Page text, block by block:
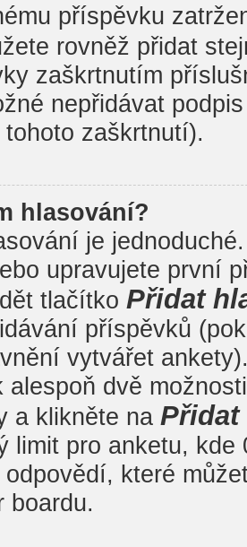
příspěvku
rovněž přidat
zaškrtnutím
nepřidávat
zaškrtnutí).
hlasování?
je
upravujete první
tlačítko Přidat
příspěvků
vytvářet
alespoň dvě
a klikněte na
limit pro anketu, kde
které
boardu.